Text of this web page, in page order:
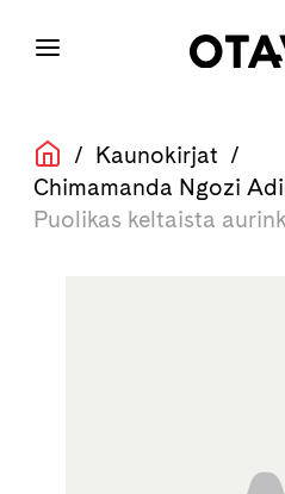
/ Kaunokirjat /
Chimamanda Ngozi
Puolikas keltaista